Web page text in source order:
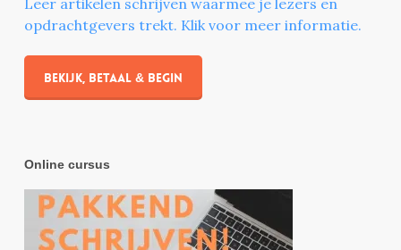
opdrachtgevers trekt. Klik voor meer informatie.
Bekijk, betaal & begin
Online cursus